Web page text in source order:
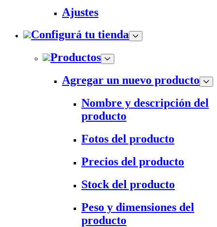
Ajustes
Configurá tu tienda
Productos
Agregar un nuevo producto
Nombre y descripción del
producto
Fotos del producto
Precios del producto
Stock del producto
Peso y dimensiones del
producto